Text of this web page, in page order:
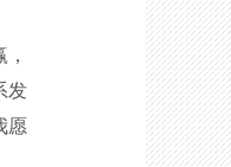
发
愿